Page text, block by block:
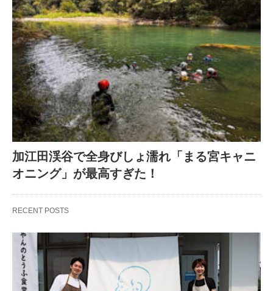
加江田渓谷で全身びしょ濡れ「まる宮キャニ
オニング」が最高すぎた！
RECENT POSTS